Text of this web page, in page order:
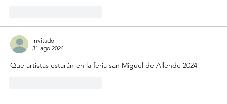
Invitado
31 ago 2024
Que artistas estarán en la feria san Miguel de Allende 2024